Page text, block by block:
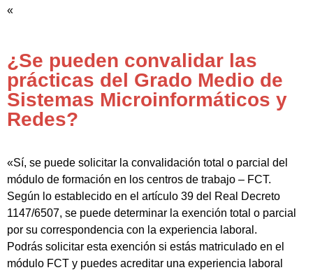
«
¿Se pueden convalidar las
prácticas del Grado Medio de
Sistemas Microinformáticos y
Redes?
«Sí, se puede solicitar la convalidación total o parcial del
módulo de formación en los centros de trabajo – FCT.
Según lo establecido en el artículo 39 del Real Decreto
1147/6507, se puede determinar la exención total o parcial
por su correspondencia con la experiencia laboral.
Podrás solicitar esta exención si estás matriculado en el
módulo FCT y puedes acreditar una experiencia laboral